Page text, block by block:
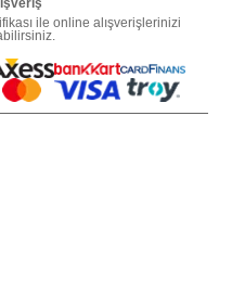
ile online alışverişlerinizi